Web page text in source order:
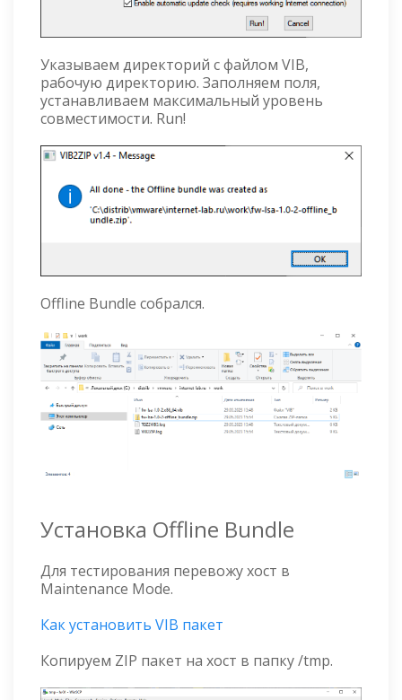
Указываем директорий с файлом VIB,
рабочую директорию. Заполняем поля,
устанавливаем максимальный уровень
совместимости. Run!
Offline Bundle собрался.
Установка Offline Bundle
Для тестирования перевожу хост в
Maintenance Mode.
Как установить VIB пакет
Копируем ZIP пакет на хост в папку /tmp.